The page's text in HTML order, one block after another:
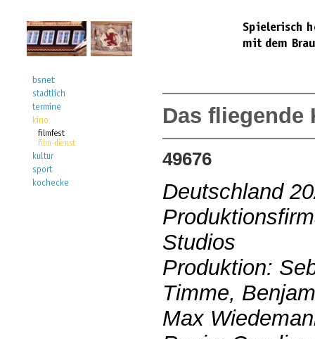
Das fliegende
49676
Deutschland
Studios
Produktion:
Timme,
Max